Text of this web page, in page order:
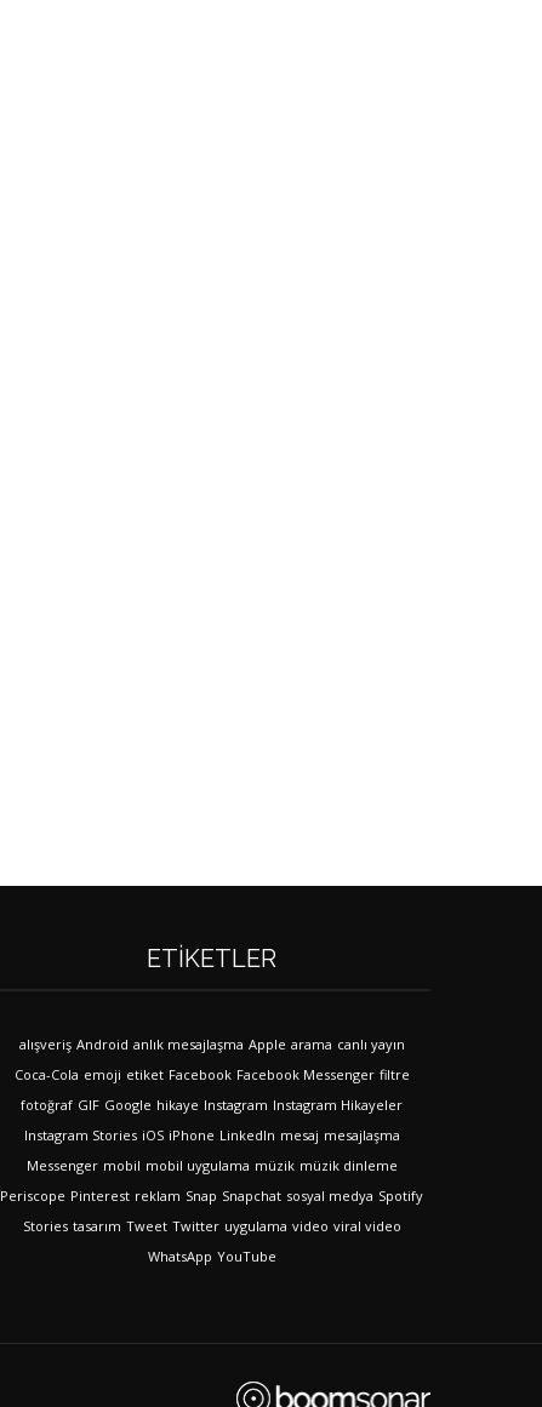
ETIKETLER
alışveriş Android anlık mesajlaşma Apple arama canlı yayın
Coca-Cola emoji etiket Facebook Facebook Messenger filtre
fotoğraf GIF Google hikaye Instagram Instagram Hikayeler
Instagram Stories iOS iPhone LinkedIn mesaj mesajlaşma
Messenger mobil mobil uygulama müzik müzik dinleme
Periscope Pinterest reklam Snap Snapchat sosyal medya Spotify
Stories tasarım Tweet Twitter uygulama video viral video
WhatsApp YouTube